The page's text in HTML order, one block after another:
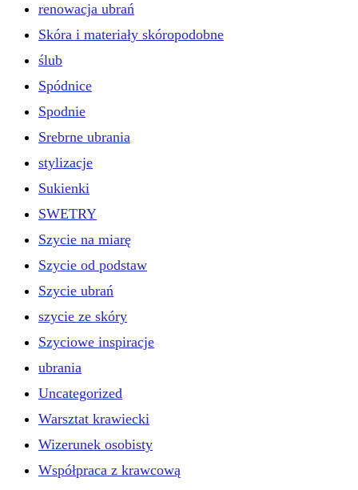
renowacja ubrań
Skóra i materiały skóropodobne
ślub
Spódnice
Spodnie
Srebrne ubrania
stylizacje
Sukienki
SWETRY
Szycie na miarę
Szycie od podstaw
Szycie ubrań
szycie ze skóry
Szyciowe inspiracje
ubrania
Uncategorized
Warsztat krawiecki
Wizerunek osobisty
Współpraca z krawcową